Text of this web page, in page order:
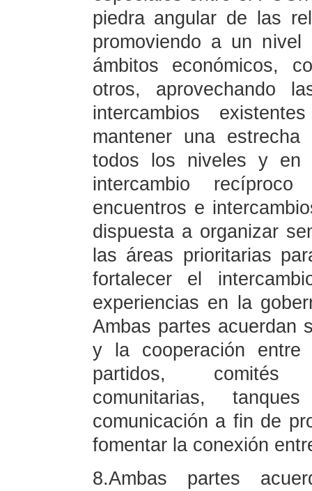
piedra angular de las
promoviendo a un
ámbitos económicos,
otros, aprovechando
intercambios
mantener una
todos los niveles y en
intercambio
encuentros e
dispuesta a organizar
las áreas prioritarias
fortalecer el
experiencias en la
Ambas partes acuerdan
y la cooperación
partidos, comités
comunitarias,
comunicación a fin de
fomentar la conexión
8.Ambas partes